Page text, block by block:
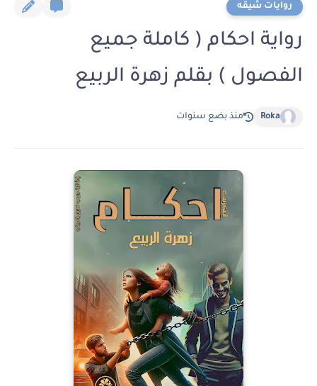
روايات شيقه
رواية احكام ( كاملة جميع
الفصول ) بقلم زهرة الربيع
Roka منذ بضع سنوات